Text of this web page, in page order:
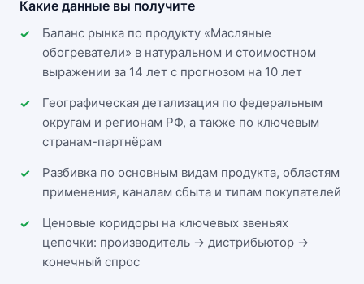
Какие данные вы получите
Баланс рынка по продукту «Масляные
обогреватели» в натуральном и стоимостном
выражении за 14 лет с прогнозом на 10 лет
Географическая детализация по федеральным
округам и регионам РФ, а также по ключевым
странам-партнёрам
Разбивка по основным видам продукта, областям
применения, каналам сбыта и типам покупателей
Ценовые коридоры на ключевых звеньях
цепочки: производитель → дистрибьютор →
конечный спрос